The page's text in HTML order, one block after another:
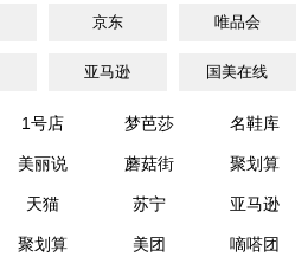
京东 唯品会
亚马逊 国美在线
1号店 梦芭莎 名鞋库
美丽说 蘑菇街 聚划算
天猫 苏宁 亚马逊
聚划算 美团 嘀嗒团